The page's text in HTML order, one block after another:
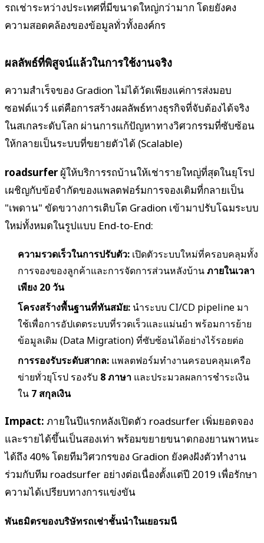
รถเช่าระหว่างประเทศที่มีขนาดใหญ่กว่ามาก โดยยังคง
ความสอดคล้องของข้อมูลทั่วทั้งองค์กร
ผลลัพธ์ที่พิสูจน์แล้วในการใช้งานจริง
ความสำเร็จของ Gradion ไม่ได้วัดเพียงแค่การส่งมอบ
ซอฟต์แวร์ แต่คือการสร้างผลลัพธ์ทางธุรกิจที่จับต้องได้จริง
ในสเกลระดับโลก ผ่านการแก้ปัญหาทางวิศวกรรมที่ซับซ้อน
ให้กลายเป็นระบบที่ขยายตัวได้ (Scalable)
roadsurferผู้ให้บริการรถบ้านให้เช่ารายใหญ่ที่สุดในยุโรป
เผชิญกับข้อจำกัดของแพลตฟอร์มการจองเดิมที่กลายเป็น
"เพดาน" ขัดขวางการเติบโต Gradion เข้ามาปรับโฉมระบบ
ใหม่ทั้งหมดในรูปแบบ End-to-End:
ความรวดเร็วในการปรับตัว: เปิดตัวระบบใหม่ที่ครอบคลุมทั้ง
การจองของลูกค้าและการจัดการส่วนหลังบ้านภายในเวลา
เพียง 20 วัน
โครงสร้างพื้นฐานที่ทันสมัย: นำระบบ CI/CD pipeline มา
ใช้เพื่อการอัปเดตระบบที่รวดเร็วและแม่นยำ พร้อมการย้าย
ข้อมูลเดิม (Data Migration) ที่ซับซ้อนได้อย่างไร้รอยต่อ
การรองรับระดับสากล: แพลตฟอร์มทำงานครอบคลุมเครือ
ข่ายทั่วยุโรป รองรับ 8 ภาษา และประมวลผลการชำระเงิน
ใน 7 สกุลเงิน
Impact: ภายในปีแรกหลังเปิดตัว roadsurfer เพิ่มยอดจอง
และรายได้ขึ้นเป็นสองเท่า พร้อมขยายขนาดกองยานพาหนะ
ได้ถึง 40% โดยทีมวิศวกรของ Gradion ยังคงฝังตัวทำงาน
ร่วมกับทีม roadsurfer อย่างต่อเนื่องตั้งแต่ปี 2019 เพื่อรักษา
ความได้เปรียบทางการแข่งขัน
พันธมิตรของบริษัทรถเช่าชั้นนำในเยอรมนี